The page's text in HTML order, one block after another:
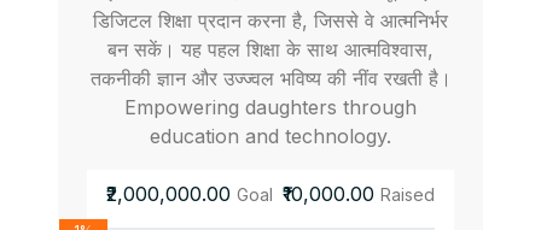
डिजिटल शिक्षा प्रदान करना है, जिससे वे आत्मनिर्भर
बन सकें। यह पहल शिक्षा के साथ आत्मविश्वास,
तकनीकी ज्ञान और उज्ज्वल भविष्य की नींव रखती है।
Empowering daughters through
education and technology.
₹2,000,000.00 Goal ₹10,000.00 Raised